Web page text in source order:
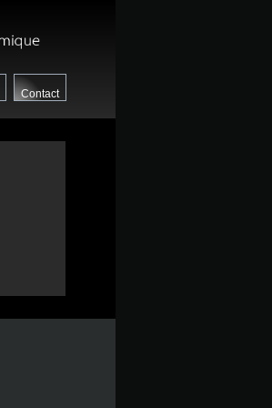
Contact